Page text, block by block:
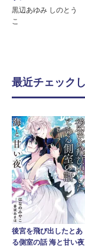
黒辺あゆみ しのとう
こ
最近チェック
後宮を飛び出したとあ
る側室の話 海と甘い夜